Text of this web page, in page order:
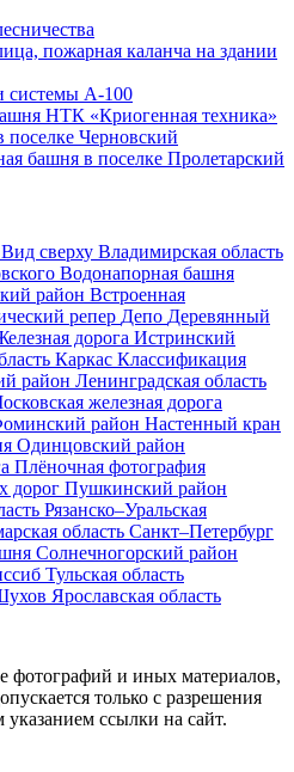
пожарная каланча на здании
системы А-100
НТК «Криогенная техника»
Черновский
башня в поселке Пролетарский
Вид сверху Владимирская область
Водонапорная башня
район Встроенная
репер Депо Деревянный
дорога Истринский
Каркас Классификация
район Ленинградская область
железная дорога
район Настенный кран
Одинцовский район
Плёночная фотография
дорог Пушкинский район
Рязанско–Уральская
область Санкт–Петербург
Солнечногорский район
Тульская область
Ярославская область
фотографий и иных материалов,
только с разрешения
указанием ссылки на сайт.